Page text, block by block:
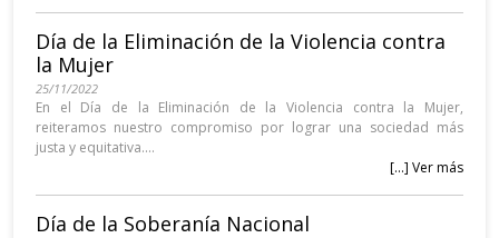
Día de la Eliminación de la Violencia contra
la Mujer
25/11/2022
En el Día de la Eliminación de la Violencia contra la Mujer,
reiteramos nuestro compromiso por lograr una sociedad más
justa y equitativa....
[...] Ver más
Día de la Soberanía Nacional